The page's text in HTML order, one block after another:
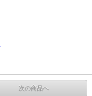
次の商品へ